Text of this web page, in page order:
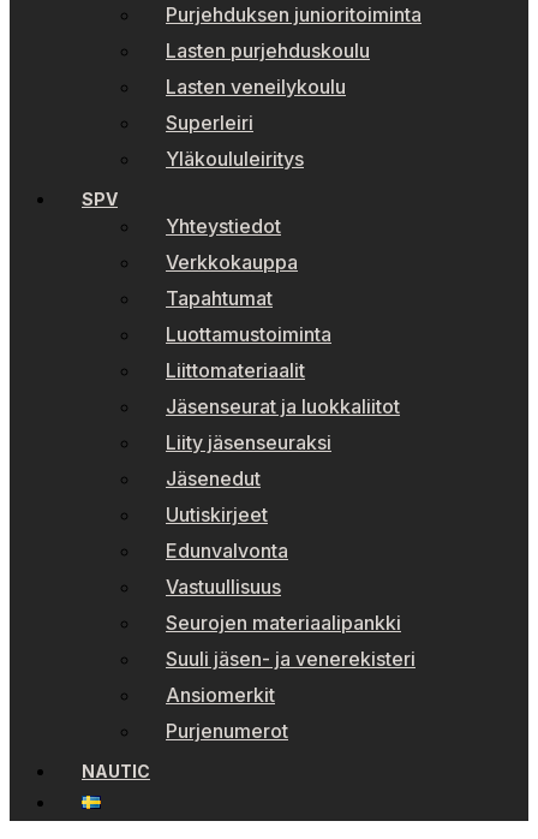
Purjehduksen junioritoiminta
Lasten purjehduskoulu
Lasten veneilykoulu
Superleiri
Yläkoululeiritys
SPV
Yhteystiedot
Verkkokauppa
Tapahtumat
Luottamustoiminta
Liittomateriaalit
Jäsenseurat ja luokkaliitot
Liity jäsenseuraksi
Jäsenedut
Uutiskirjeet
Edunvalvonta
Vastuullisuus
Seurojen materiaalipankki
Suuli jäsen- ja venerekisteri
Ansiomerkit
Purjenumerot
NAUTIC